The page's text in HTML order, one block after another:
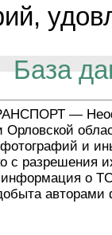
База
—
и
с разрешения
о ТС
авторами